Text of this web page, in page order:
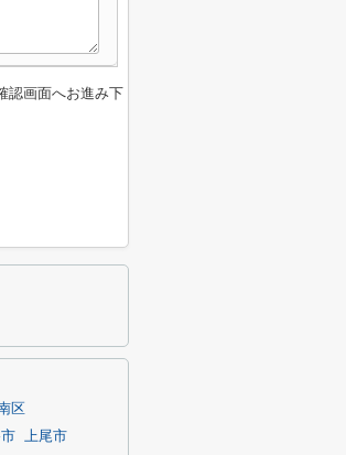
認画面へお進み下
区
上尾市